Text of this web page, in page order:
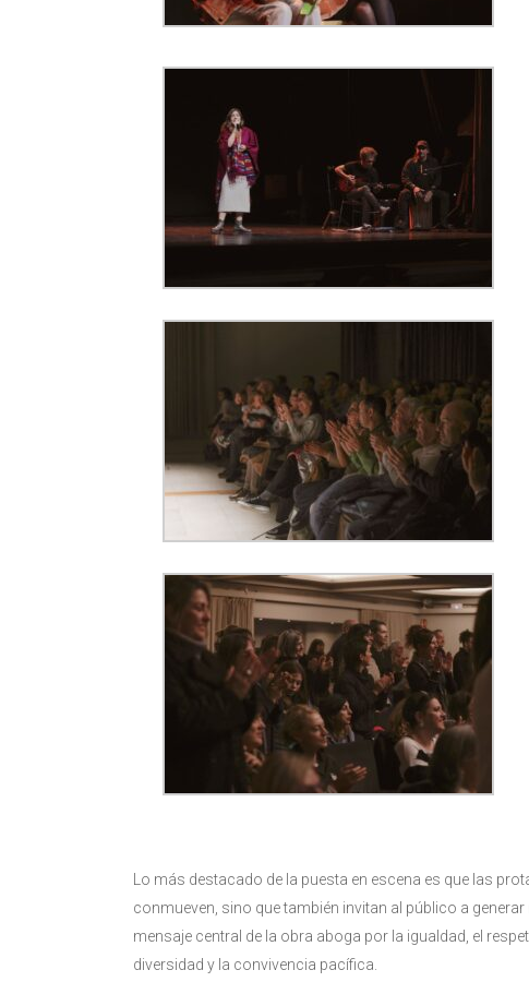
Lo más destacado de la puesta en escena es que las
conmueven, sino que también invitan al público a
mensaje central de la obra aboga por la igualdad, el
diversidad y la convivencia pacífica.